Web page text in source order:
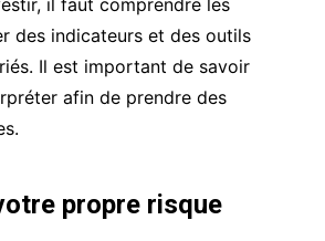
il faut comprendre les
des indicateurs et des outils
Il est important de savoir
afin de prendre des
propre risque